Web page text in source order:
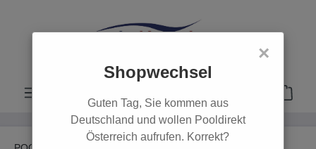
×
Shopwechsel
Guten Tag, Sie kommen aus
Deutschland und wollen Pooldirekt
Österreich aufrufen. Korrekt?